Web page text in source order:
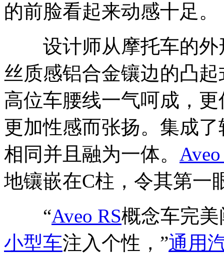
的前脸看起来动感十足。
设计师从摩托车的外
丝质感铝合金镶边的凸
高位车腰线一气呵成，
更加性感而张扬。集成
相同并且融为一体。
地镶嵌在C柱，令其第一
“Aveo RS概念车完
小型车注入个性，”通用